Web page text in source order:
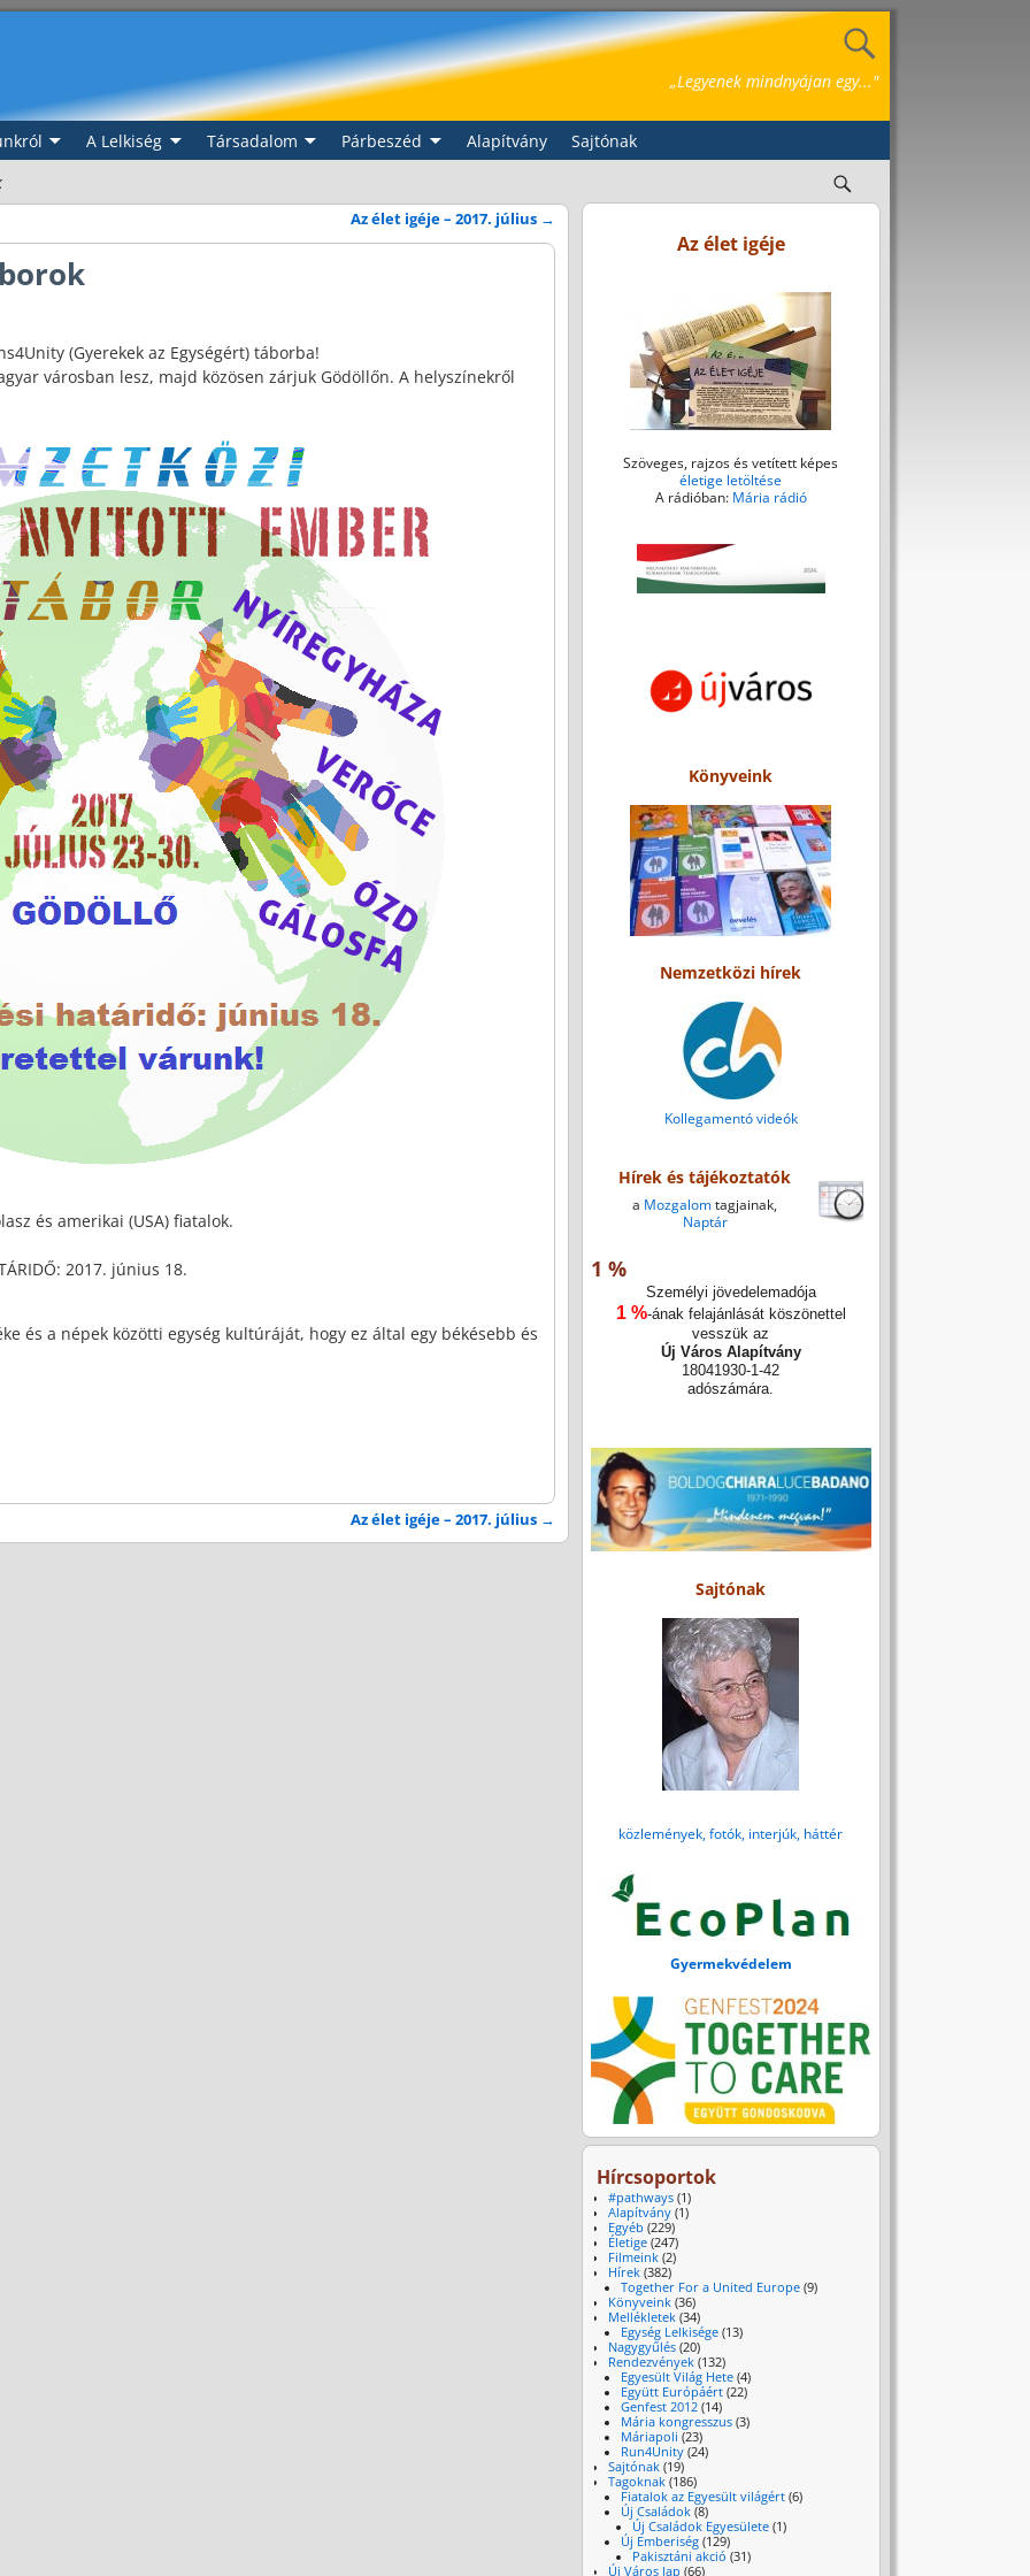
„Legyenek mindnyájan egy..."
A Lelkiség Társadalom Párbeszéd Alapítvány
Sajtónak
Az élet igéje – 2017. július →
(Gyerekek az Egységért) táborba!
városban lesz, majd közösen zárjuk Gödöllőn. A helyszínekről
és amerikai (USA) fiatalok.
2017. június 18.
és a népek közötti egység kultúráját, hogy ez által egy békésebb és
Az élet igéje – 2017. július →
Az élet igéje
Szöveges, rajzos és vetített képes
életige letöltése
A rádióban: Mária rádió
Könyveink
Nemzetközi hírek
Kollegamentó videók
Hírek és tájékoztatók
a Mozgalomtagjainak,
Naptár
1 %
Személyi jövedelemadója
1 %-ának felajánlását köszönettel
vesszük az
Új Város Alapítvány
18041930-1-42
adószámára.
Sajtónak
közlemények, fotók, interjúk, háttér
Gyermekvédelem
Hírcsoportok
#pathways (1)
Alapítvány (1)
Egyéb (229)
Életige (247)
Filmeink (2)
Hírek (382)
Together For a United Europe(9)
Könyveink (36)
Mellékletek (34)
Egység Lelkisége(13)
Nagygyűlés (20)
Rendezvények (132)
Egyesült Világ Hete(4)
Együtt Európáért(22)
Genfest 2012(14)
Mária kongresszus(3)
Máriapoli (23)
Run4Unity(24)
Sajtónak (19)
Tagoknak (186)
Fiatalok az Egyesült világért(6)
Új Családok(8)
Új Családok Egyesülete (1)
Új Emberiség(129)
Pakisztáni akció (31)
Új Város lap (66)